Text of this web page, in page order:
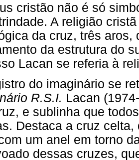
cristão não é só
A religião
da cruz, três aros,
da estrutura do
Lacan se referia à
do imaginário se
R.S.I. Lacan
e sublinha que
Destaca a cruz
um anel em torno
dessas cruzes,